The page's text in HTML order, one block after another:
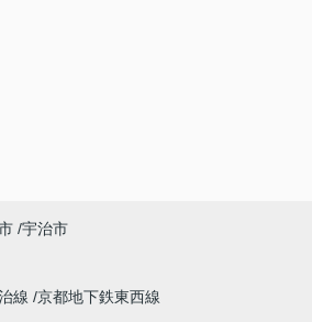
宇治市
線 京都地下鉄東西線